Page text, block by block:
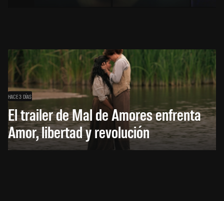
HACE 3 DÍAS
El trailer de Mal de Amores enfrenta
Amor, libertad y revolución